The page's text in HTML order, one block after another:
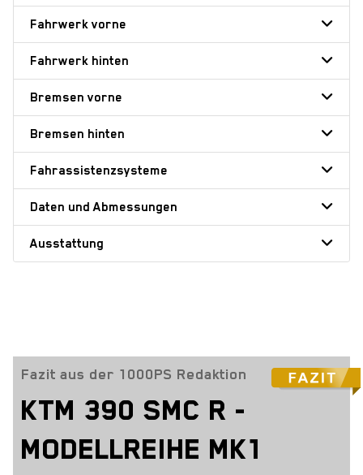
Fahrwerk vorne
Fahrwerk hinten
Bremsen vorne
Bremsen hinten
Fahrassistenzsysteme
Daten und Abmessungen
Ausstattung
Fazit aus der 1000PS Redaktion
KTM 390 SMC R -
MODELLREIHE MK1